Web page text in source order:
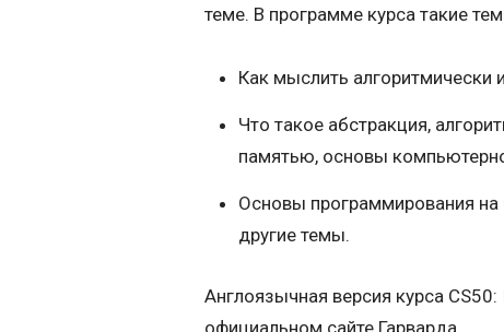
теме. В программе курса такие
Как мыслить
Что такое абстракция,
памятью, основы
Основы программирования на
другие темы.
Англоязычная версия курса
официальном сайте Гарварда.